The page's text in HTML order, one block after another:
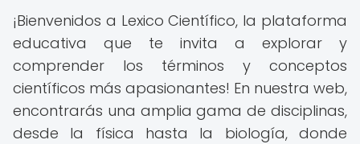
¡Bienvenidos a Lexico Científico, la plataforma
educativa que te invita a explorar y
comprender los términos y conceptos
científicos más apasionantes! En nuestra web,
encontrarás una amplia gama de disciplinas,
desde la física hasta la biología, donde